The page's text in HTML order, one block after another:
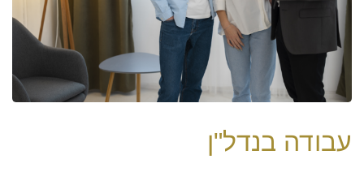
עבודה בנדל"ן